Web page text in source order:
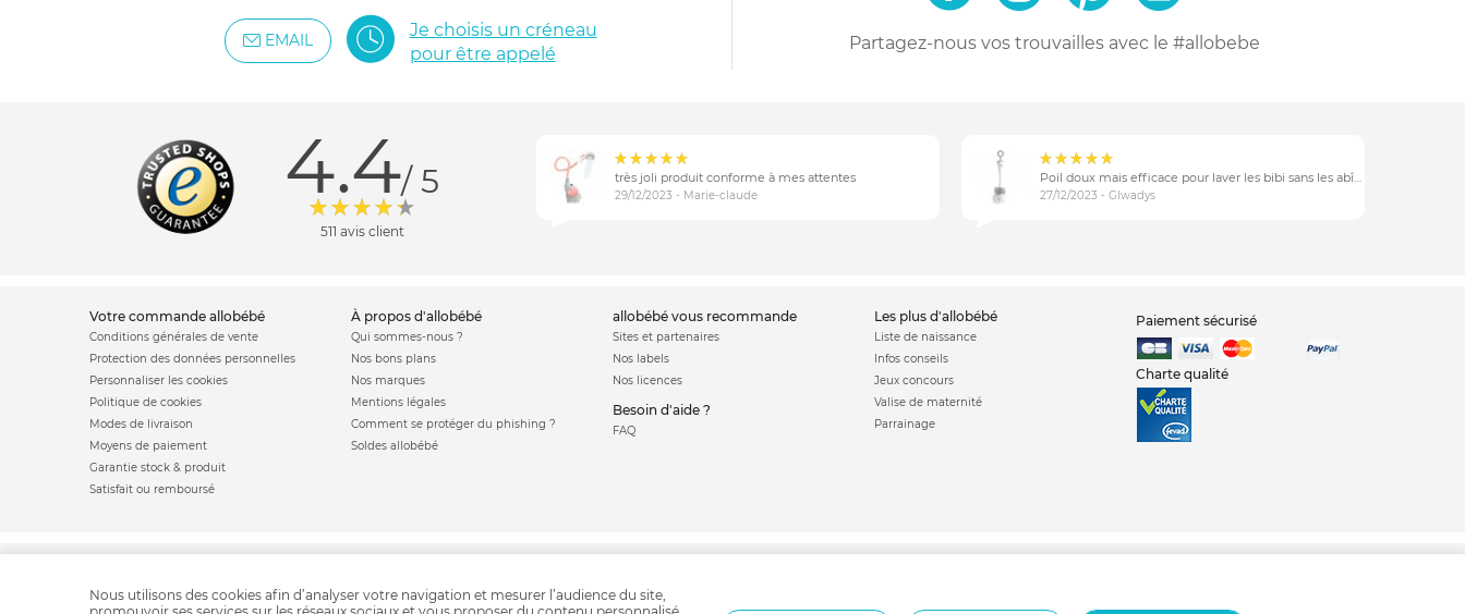
EMAIL
Je choisis un créneau
pour être appelé
Partagez-nous vos trouvaillesavec le #allobebe
4.4/ 5
511 avis client
très joli produit conforme à mes attentes
29/12/2023 - Marie-claude 27/12/2023 - Glwadys
votre commande allobébé
Conditions générales de vente
Protection des données personnelles
Personnaliser les cookies
Politique de cookies
Modes de livraison
Moyens de paiement
Garantie stock & produit
Satisfait ou remboursé
à propos d'allobébé
Qui sommes-nous ?
Nos bons plans
Nos marques
Mentions légales
Comment se protéger du phishing ?
Soldes allobébé
allobébé vous recommande
Sites et partenaires
Nos labels
Nos licences
Besoin d'aide ?
FAQ
les plus d'allobébé
Liste de naissance
Infos conseils
Jeux concours
Valise de maternité
Parrainage
Paiement sécurisé
Charte qualité
Nous utilisons des cookies afin d’analyser votre navigation et mesurer l’audience du site,